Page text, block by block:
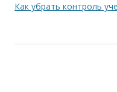
Как убрать контроль